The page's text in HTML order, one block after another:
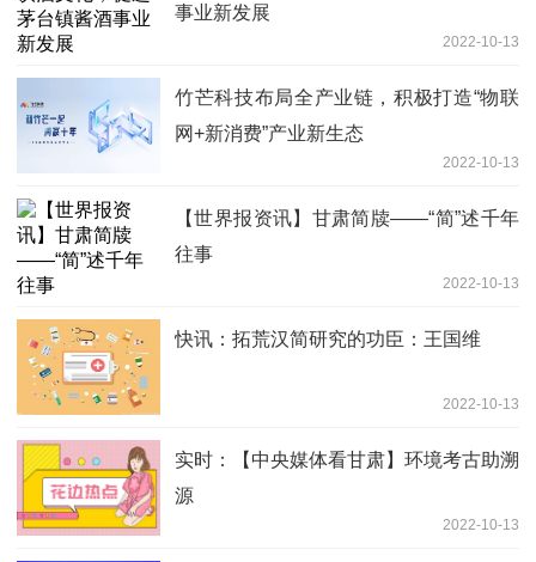
事业新发展
2022-10-13
竹芒科技布局全产业链，积极打造“物联
网+新消费”产业新生态
2022-10-13
【世界报资讯】甘肃简牍——“简”述千年
往事
2022-10-13
快讯：拓荒汉简研究的功臣：王国维
2022-10-13
实时：【中央媒体看甘肃】环境考古助溯
源
2022-10-13